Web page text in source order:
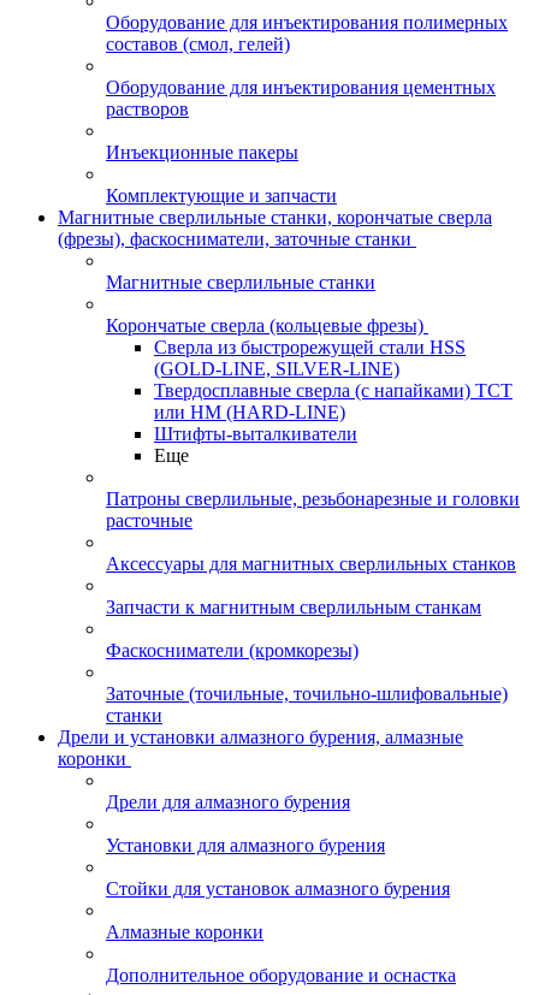
Оборудование для инъектирования полимерных
составов (смол, гелей)
Оборудование для инъектирования цементных
растворов
Инъекционные пакеры
Комплектующие и запчасти
Магнитные сверлильные станки, корончатые сверла
(фрезы), фаскосниматели, заточные станки
Магнитные сверлильные станки
Корончатые сверла (кольцевые фрезы)
Сверла из быстрорежущей стали HSS
(GOLD-LINE, SILVER-LINE)
Твердосплавные сверла (с напайками) ТСТ
или HM (HARD-LINE)
Штифты-выталкиватели
Еще
Патроны сверлильные, резьбонарезные и головки
расточные
Аксессуары для магнитных сверлильных станков
Запчасти к магнитным сверлильным станкам
Фаскосниматели (кромкорезы)
Заточные (точильные, точильно-шлифовальные)
станки
Дрели и установки алмазного бурения, алмазные
коронки
Дрели для алмазного бурения
Установки для алмазного бурения
Стойки для установок алмазного бурения
Алмазные коронки
Дополнительное оборудование и оснастка